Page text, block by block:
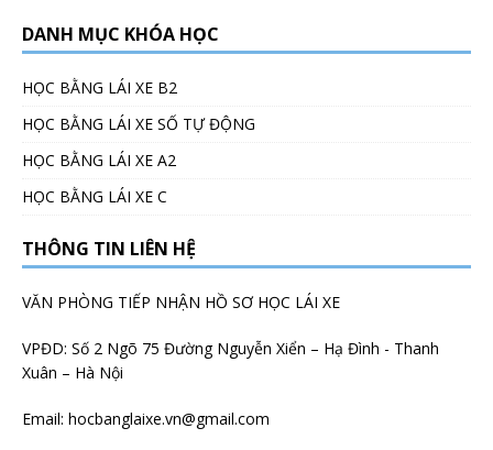
DANH MỤC KHÓA HỌC
HỌC BẰNG LÁI XE B2
HỌC BẰNG LÁI XE SỐ TỰ ĐỘNG
HỌC BẰNG LÁI XE A2
HỌC BẰNG LÁI XE C
THÔNG TIN LIÊN HỆ
VĂN PHÒNG TIẾP NHẬN HỒ SƠ HỌC LÁI XE
VPĐD: Số 2 Ngõ 75 Đường Nguyễn Xiển – Hạ Đình - Thanh
Xuân – Hà Nội
Email: hocbanglaixe.vn@gmail.com